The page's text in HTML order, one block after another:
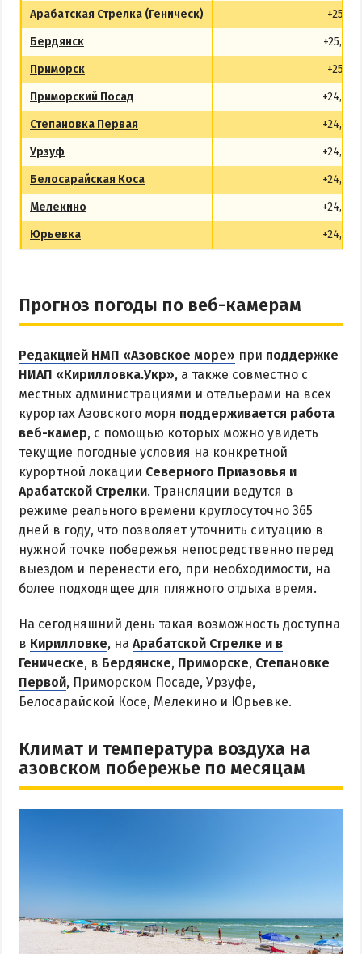
Проезд на Арабатскую Стрелку
Горячие источники
Розовое озеро
Соленые озера
Глицериновое озеро
Сиваш
Аскания-Нова
БАЗЫ ОТДЫХА И ОТЕЛИ АРАБАТКИ
Геническ
Счастливцево
Стрелковое
СТЕПАНОВКА ПЕРВАЯ
Пансионаты и базы отдыха Степановки-1
Веб-камеры в Степановке Первой онлайн
Цены в Степановке 2026
БЕРДЯНСК
Веб-камеры Бердянска
Цены в Бердянске 2026
Питание в Бердянске
Развлечения в Бердянске
Проезд в Бердянск
ОТЕЛИ И БАЗЫ ОТДЫХА БЕРДЯНСКА
Слободка
Новопетровка
Проезд в Приморск
Арабатская Стрелка (Геническ)
+25
Бердянск
+25,5
Приморск
+25
Приморский Посад
+24,9
Степановка Первая
+24,8
Урзуф
+24,9
Белосарайская Коса
+24,9
Мелекино
+24,8
Юрьевка
+24,8
Прогноз погоды по веб-камерам
Редакцией НМП «Азовское море» при поддержке
НИАП «Кирилловка.Укр», а также совместно с
местных администрациями и отельерами на всех
курортах Азовского моря поддерживается работа
веб-камер, с помощью которых можно увидеть
текущие погодные условия на конкретной
курортной локации Северного Приазовья и
Арабатской Стрелки. Трансляции ведутся в
режиме реального времени круглосуточно 365
дней в году, что позволяет уточнить ситуацию в
нужной точке побережья непосредственно перед
выездом и перенести его, при необходимости, на
более подходящее для пляжного отдыха время.
На сегодняшний день такая возможность доступна
в Кирилловке, на Арабатской Стрелке и в
Геническе, в Бердянске, Приморске, Степановке
Первой, Приморском Посаде, Урзуфе,
Белосарайской Косе, Мелекино и Юрьевке.
Климат и температура воздуха на
азовском побережье по месяцам